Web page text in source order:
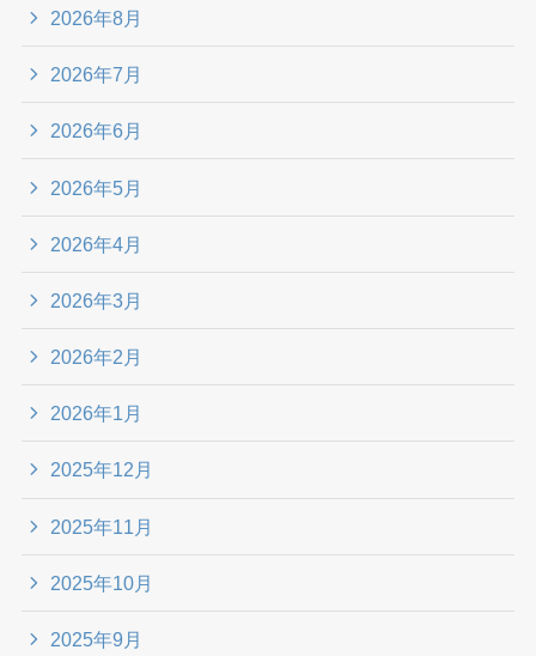
2026年8月
2026年7月
2026年6月
2026年5月
2026年4月
2026年3月
2026年2月
2026年1月
2025年12月
2025年11月
2025年10月
2025年9月